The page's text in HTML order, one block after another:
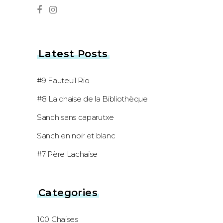
Latest Posts
#9 Fauteuil Rio
#8 La chaise de la Bibliothèque
Sanch sans caparutxe
Sanch en noir et blanc
#7 Père Lachaise
Categories
100 Chaises